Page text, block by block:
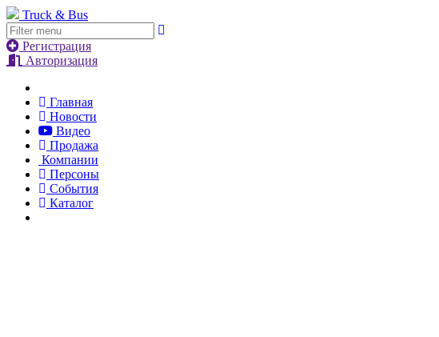
Truck & Bus
Регистрация
Авторизация
Главная
Новости
Видео
Продажа
Компании
Персоны
События
Каталог